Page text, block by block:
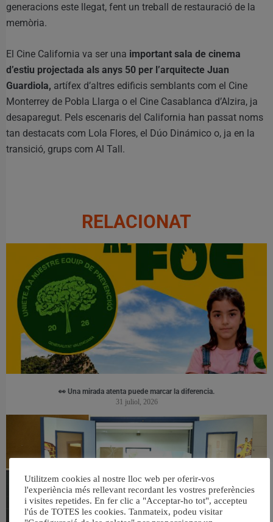
generacions este llegat, fent un treball de restauració de la
memòria.
El Cine California va ser una important sala de cinema
d’estiu projectada als anys 50 per l’arquitecte Juan
Guardiola, artífex d’altres edificis semblants com el Cine
Monterrey de Pobla Llarga o el Cine Casablanca d’Alzira, ja
desaparegut. Pels escenaris del California han passat noms
tan destacats com Lola Flores, el Dúo Dinámico o, ja en la
transició, grups com Al Tall.
RELACIONAT
👀 Una mirada atenta puede marcar la diferencia.
31 juliol, 2026
Utilitzem cookies al nostre lloc web per oferir-vos
l'experiència més rellevant recordant les vostres preferències
i visites repetides. En fer clic a "Acceptar-ho tot", accepteu
l'ús de TOTES les cookies. Tanmateix, podeu visitar